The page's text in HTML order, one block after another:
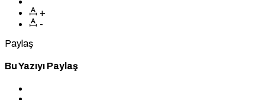
+
-
Paylaş
Bu Yazıyı Paylaş